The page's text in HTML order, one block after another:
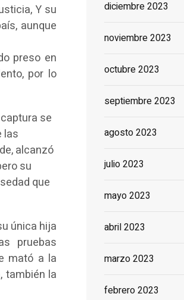
Y su
aunque
preso en
por lo
se
las
alcanzó
su
que
única hija
pruebas
mató a la
también la
diciembre 2023
noviembre 2023
octubre 2023
septiembre 2023
agosto 2023
julio 2023
mayo 2023
abril 2023
marzo 2023
febrero 2023